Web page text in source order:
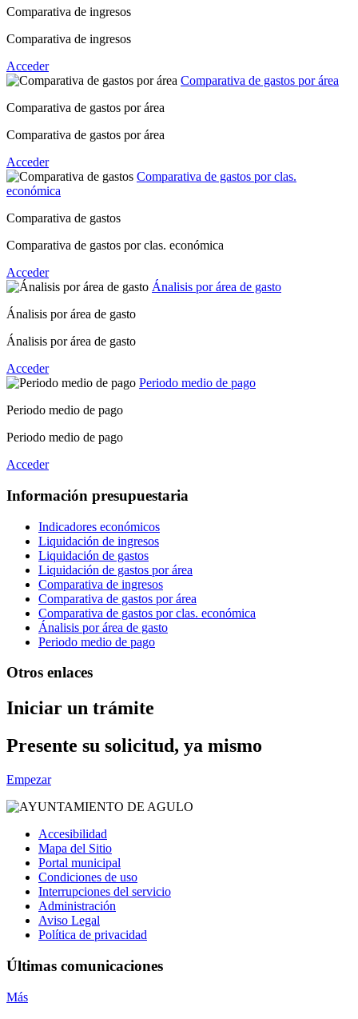
Comparativa de ingresos
Comparativa de ingresos
Acceder
Comparativa de gastos por área
Comparativa de gastos por área
Comparativa de gastos por área
Acceder
Comparativa de gastos por clas.
económica
Comparativa de gastos
Comparativa de gastos por clas. económica
Acceder
Ánalisis por área de gasto
Ánalisis por área de gasto
Ánalisis por área de gasto
Acceder
Periodo medio de pago
Periodo medio de pago
Periodo medio de pago
Acceder
Información presupuestaria
Indicadores económicos
Liquidación de ingresos
Liquidación de gastos
Liquidación de gastos por área
Comparativa de ingresos
Comparativa de gastos por área
Comparativa de gastos por clas. económica
Ánalisis por área de gasto
Periodo medio de pago
Otros enlaces
Iniciar un trámite
Presente su solicitud, ya mismo
Empezar
Accesibilidad
Mapa del Sitio
Portal municipal
Condiciones de uso
Interrupciones del servicio
Administración
Aviso Legal
Política de privacidad
Últimas comunicaciones
Más